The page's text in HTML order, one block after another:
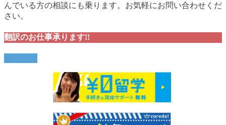
んでいる方の相談にも乗ります。お気軽にお問い合わせくだ
さい。
翻訳のお仕事承ります!!